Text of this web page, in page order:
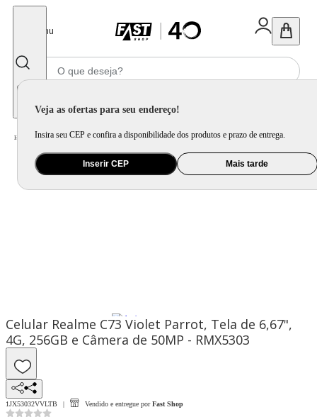
Menu
Veja as ofertas para seu endereço!
Insira seu CEP e confira a disponibilidade dos produtos e prazo de entrega.
Inserir CEP Mais tarde
Home Celular Tablet e Smartwatch / Celular e Smartphone
Celular Realme C73 Violet Parrot, Tela de 6,67",
4G, 256GB e Câmera de 50MP - RMX5303
1JX53032VVLTB Vendido e entregue por Fast Shop